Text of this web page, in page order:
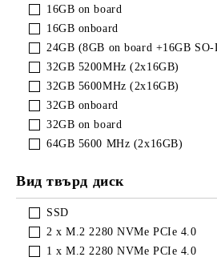
16GB on board
16GB onboard
24GB (8GB on board +16GB
32GB 5200MHz (2x16GB)
32GB 5600MHz (2x16GB)
32GB onboard
32GB on board
64GB 5600 MHz (2x16GB)
Вид твърд диск
SSD
2 x M.2 2280 NVMe PCIe 4.0
1 x M.2 2280 NVMe PCIe 4.0